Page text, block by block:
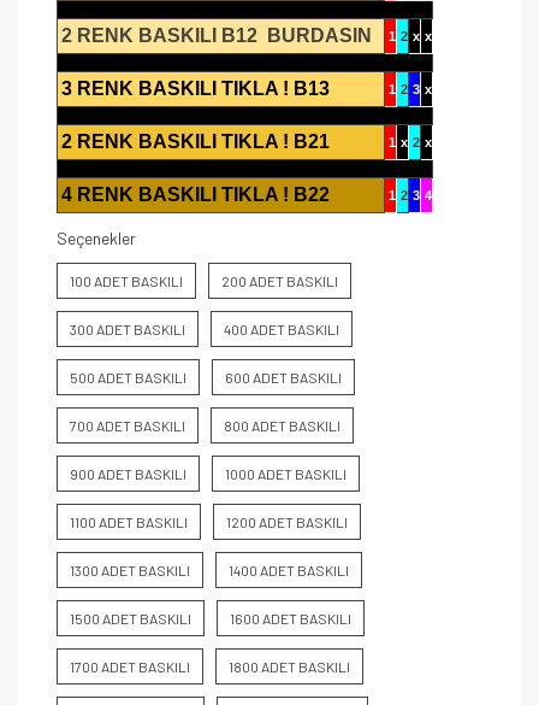
2 RENK BASKILI B12 BURDASIN 1 2 x x
3 RENK BASKILI TIKLA ! B13 1 2 3 x
2 RENK BASKILI TIKLA ! B21 1 x 2 x
4 RENK BASKILI TIKLA ! B22 1 2 3 4
Seçenekler
100 ADET BASKILI 200 ADET BASKILI
300 ADET BASKILI 400 ADET BASKILI
500 ADET BASKILI 600 ADET BASKILI
700 ADET BASKILI 800 ADET BASKILI
900 ADET BASKILI 1000 ADET BASKILI
1100 ADET BASKILI 1200 ADET BASKILI
1300 ADET BASKILI 1400 ADET BASKILI
1500 ADET BASKILI 1600 ADET BASKILI
1700 ADET BASKILI 1800 ADET BASKILI